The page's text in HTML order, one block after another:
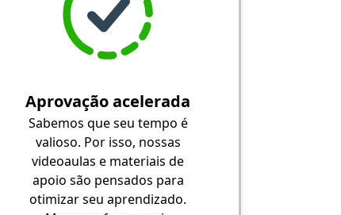
Aprovação acelerada
Sabemos que seu tempo é
valioso. Por isso, nossas
videoaulas e materiais de
apoio são pensados para
otimizar seu aprendizado.